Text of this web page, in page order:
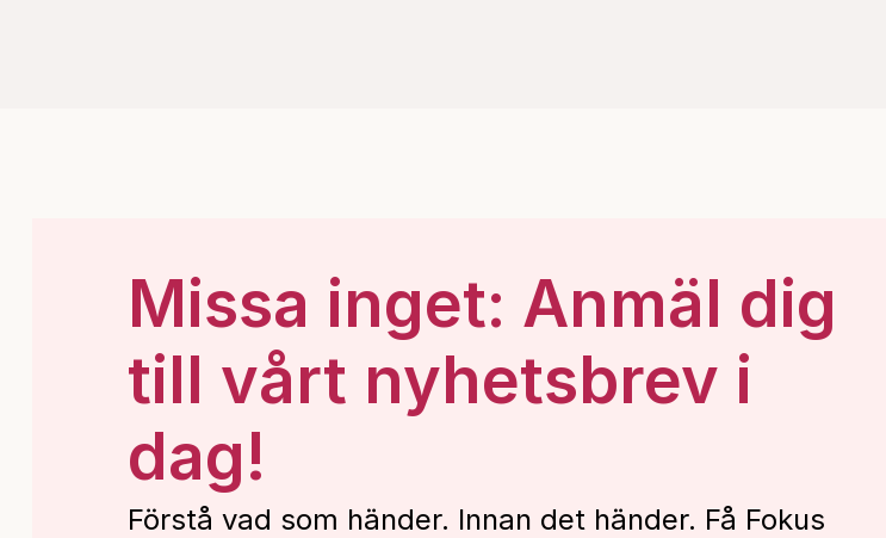
Missa inget: Anmäl dig
till vårt nyhetsbrev i
dag!
Förstå vad som händer. Innan det händer. Få Fokus